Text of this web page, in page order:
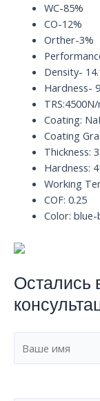
WC-85%
CO-12%
Orther-3%
Density-
Hardness-
TRS:4500N/
Coating:
Coating
Thickness:
Hardness:
Working
COF: 0.25
Color: blue-
Остались